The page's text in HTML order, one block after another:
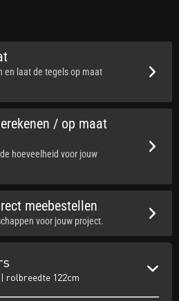
en laat de tegels op maat
/ op maat
hoeveelheid voor jouw
meebestellen
voor jouw project.
| rolbreedte 122cm